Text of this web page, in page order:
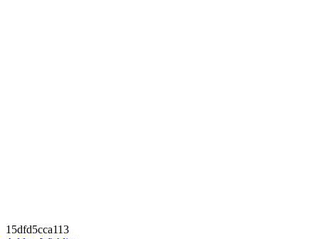
15dfd5cca113